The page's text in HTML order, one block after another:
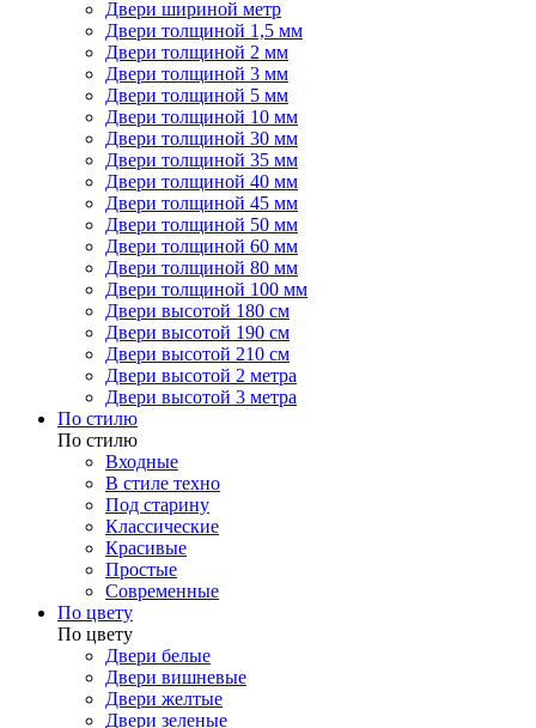
Двери шириной метр
Двери толщиной 1,5 мм
Двери толщиной 2 мм
Двери толщиной 3 мм
Двери толщиной 5 мм
Двери толщиной 10 мм
Двери толщиной 30 мм
Двери толщиной 35 мм
Двери толщиной 40 мм
Двери толщиной 45 мм
Двери толщиной 50 мм
Двери толщиной 60 мм
Двери толщиной 80 мм
Двери толщиной 100 мм
Двери высотой 180 см
Двери высотой 190 см
Двери высотой 210 см
Двери высотой 2 метра
Двери высотой 3 метра
По стилю
По стилю
Входные
В стиле техно
Под старину
Классические
Красивые
Простые
Современные
По цвету
По цвету
Двери белые
Двери вишневые
Двери желтые
Двери зеленые